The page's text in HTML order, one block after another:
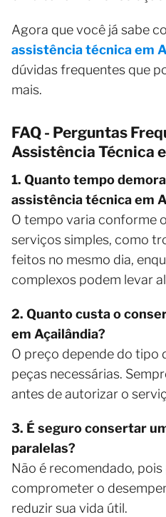
Agora que você já sabe
assistência técnica em
dúvidas frequentes que
mais.
FAQ - Perguntas
Assistência Técnica
1. Quanto tempo
assistência técnica em
O tempo varia conforme
serviços simples, como
feitos no mesmo dia,
complexos podem levar
2. Quanto custa o
em Açailândia?
O preço depende do tipo
peças necessárias.
antes de autorizar o
3. É seguro consertar
paralelas?
Não é recomendado,
comprometer o
reduzir sua vida útil.